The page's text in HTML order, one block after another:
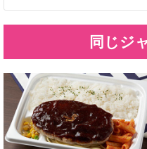
同じジ